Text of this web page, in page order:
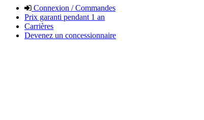
Connexion / Commandes
Prix garanti pendant 1 an
Carrières
Devenez un concessionnaire